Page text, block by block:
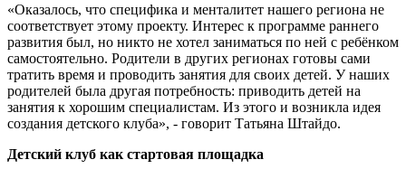
«Оказалось, что специфика и менталитет нашего региона не
соответствует этому проекту. Интерес к программе раннего
развития был, но никто не хотел заниматься по ней с ребёнком
самостоятельно. Родители в других регионах готовы сами
тратить время и проводить занятия для своих детей. У наших
родителей была другая потребность: приводить детей на
занятия к хорошим специалистам. Из этого и возникла идея
создания детского клуба», - говорит Татьяна Штайдо.
Детский клуб как стартовая площадка